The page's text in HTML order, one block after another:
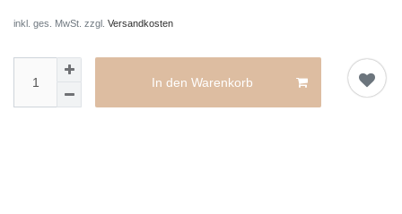
inkl. ges. MwSt. zzgl. Versandkosten
In den Warenkorb